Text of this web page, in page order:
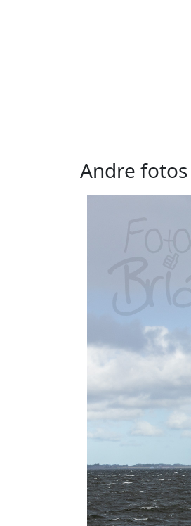
Andre fotos